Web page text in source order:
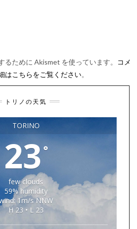
るために Akismet を使っています。
コメ
はこちらをご覧ください。
トリノの天気
TORINO
23 °
few clouds
59% humidity
1m/s NNW
H 23 • L 23